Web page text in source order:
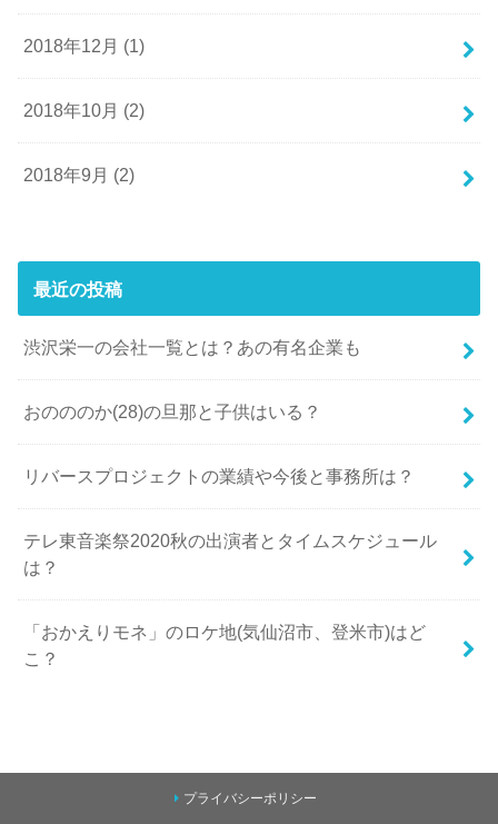
2018年12月 (1)
2018年10月 (2)
2018年9月 (2)
最近の投稿
渋沢栄一の会社一覧とは？あの有名企業も
おのののか(28)の旦那と子供はいる？
リバースプロジェクトの業績や今後と事務所は？
テレ東音楽祭2020秋の出演者とタイムスケジュール
は？
「おかえりモネ」のロケ地(気仙沼市、登米市)はど
こ？
プライバシーポリシー